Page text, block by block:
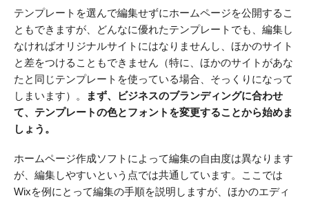
テンプレートを選んで編集せずにホームページを公開するこ
ともできますが、どんなに優れたテンプレートでも、編集し
なければオリジナルサイトにはなりませんし、ほかのサイト
と差をつけることもできません（特に、ほかのサイトがあな
たと同じテンプレートを使っている場合、そっくりになって
しまいます）。
まず、ビジネスのブランディングに合わせ
て、テンプレートの色とフォントを変更することから始めま
しょう。
ホームページ作成ソフトによって編集の自由度は異なります
が、編集しやすいという点では共通しています。ここでは
Wixを例にとって編集の手順を説明しますが、ほかのエディ